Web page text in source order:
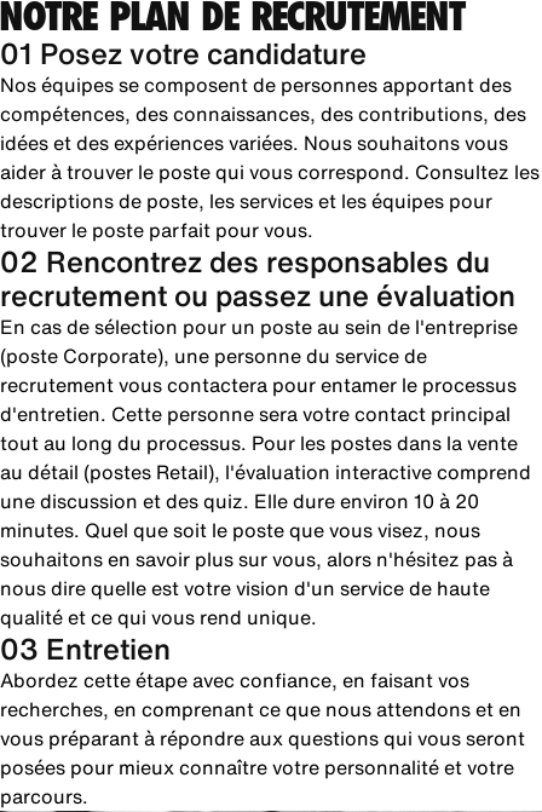
NOTRE PLAN DE RECRUTEMENT
01 Posez votre candidature
Nos équipes se composent de personnes apportant des
compétences, des connaissances, des contributions, des
idées et des expériences variées. Nous souhaitons vous
aider à trouver le poste qui vous correspond. Consultez les
descriptions de poste, les services et les équipes pour
trouver le poste parfait pour vous.
02 Rencontrez des responsables du
recrutement ou passez une évaluation
En cas de sélection pour un poste au sein de l'entreprise
(poste Corporate), une personne du service de
recrutement vous contactera pour entamer le processus
d'entretien. Cette personne sera votre contact principal
tout au long du processus. Pour les postes dans la vente
au détail (postes Retail), l'évaluation interactive comprend
une discussion et des quiz. Elle dure environ 10 à 20
minutes. Quel que soit le poste que vous visez, nous
souhaitons en savoir plus sur vous, alors n'hésitez pas à
nous dire quelle est votre vision d'un service de haute
qualité et ce qui vous rend unique.
03 Entretien
Abordez cette étape avec confiance, en faisant vos
recherches, en comprenant ce que nous attendons et en
vous préparant à répondre aux questions qui vous seront
posées pour mieux connaître votre personnalité et votre
parcours.